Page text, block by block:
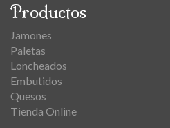
Productos
Jamones
Paletas
Loncheados
Embutidos
Quesos
Tienda Online